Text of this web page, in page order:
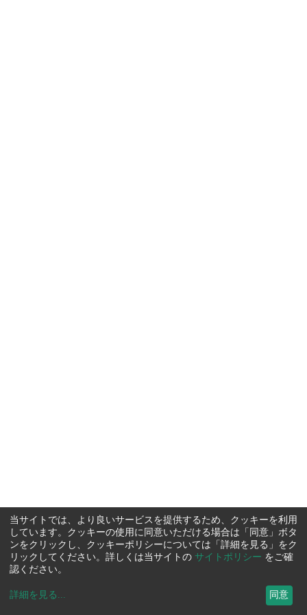
当サイトでは、より良いサービスを提供するため、クッキーを利用
しています。クッキーの使用に同意いただける場合は「同意」ボタ
ンをクリックし、クッキーポリシーについては「詳細を見る」をク
リックしてください。詳しくは当サイトの サイトポリシー をご確
認ください。
詳細を見る ... 同意